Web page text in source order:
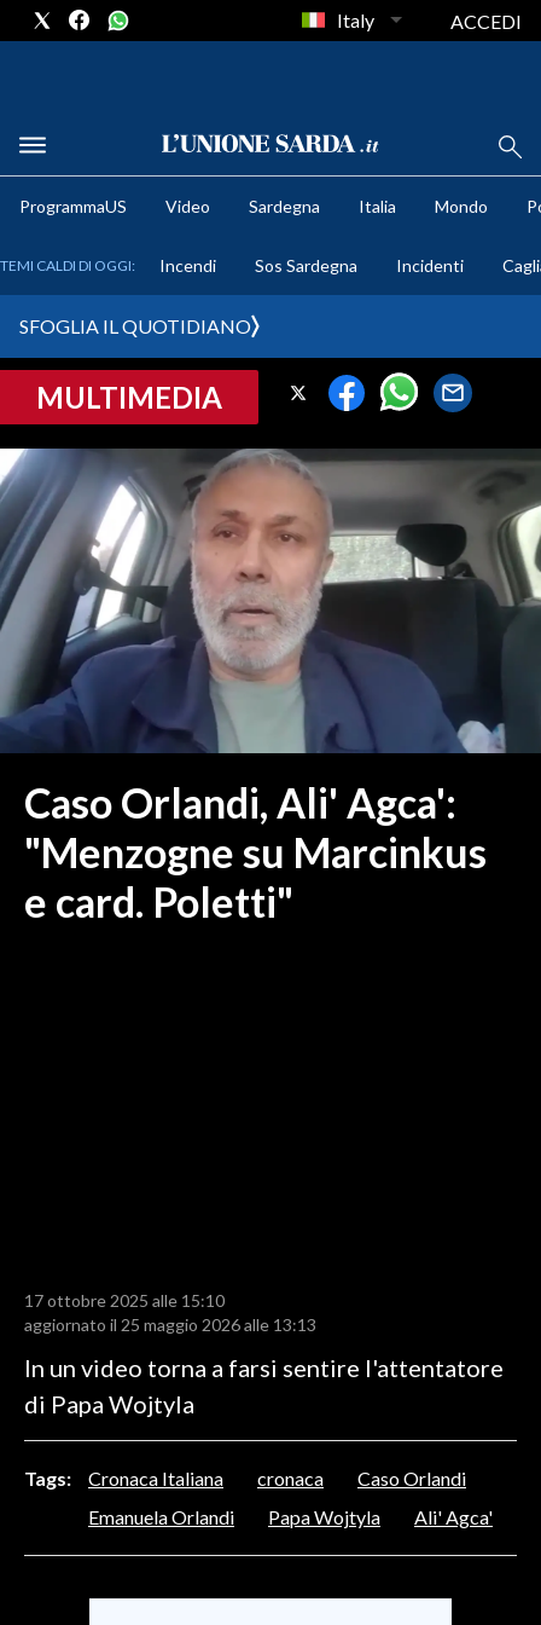
METEO
CRONACA SARDEGNA
PROVINCIA DI CAGLIARI
SULCIS IGLESIENTE
MEDIO CAMPIDANO
ORISTANO E PROVINCIA
SASSARI E PROVINCIA
GALLURA
NUORO E PROVINCIA
OGLIASTRA
ITALIA
MONDO
RISULTATI E CLASSIFICHE
CALCIO REGIONALE
BASKET
MOTORI
ALTRI SPORT
Italy ACCEDI
ProgrammaUS Video Sardegna Italia Mondo
TEMI CALDI DI OGGI: Incendi Sos Sardegna Incidenti
SFOGLIA IL QUOTIDIANO
MULTIMEDIA
Caso Orlandi, Ali' Agca':
"Menzogne su Marcinkus
e card. Poletti"
17 ottobre 2025 alle 15:10
aggiornato il 25 maggio 2026 alle 13:13
In un video torna a farsi sentire l'attentatore
di Papa Wojtyla
Tags: Cronaca Italiana cronaca
Caso Orlandi
Emanuela Orlandi
Papa Wojtyla Ali' Agca'